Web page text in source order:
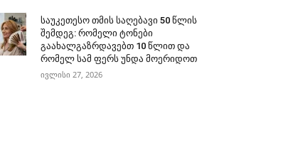
საუკეთესო თმის საღებავი 50 წლის
შემდეგ: რომელი ტონები
გაახალგაზრდავებთ 10 წლით და
რომელ სამ ფერს უნდა მოერიდოთ
ივლისი 27, 2026